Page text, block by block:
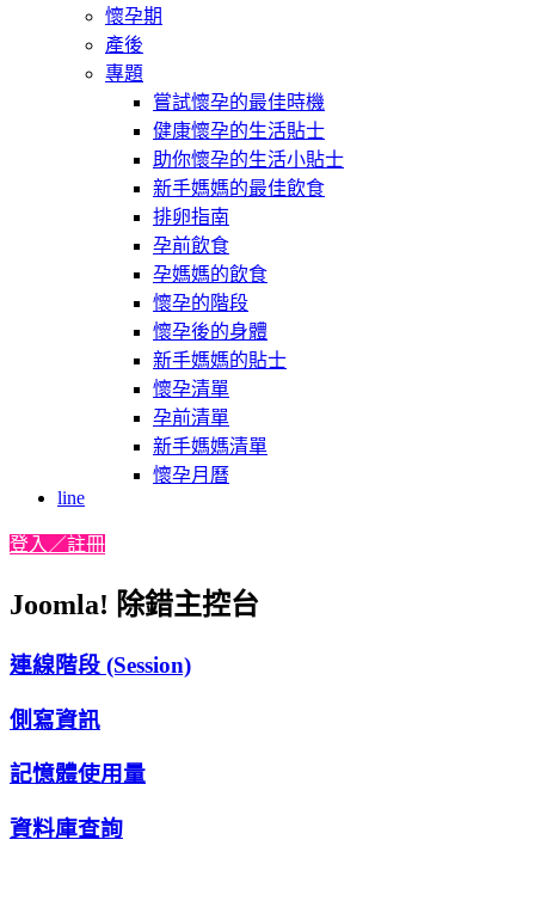
懷孕期
產後
專題
嘗試懷孕的最佳時機
健康懷孕的生活貼士
助你懷孕的生活小貼士
新手媽媽的最佳飲食
排卵指南
孕前飲食
孕媽媽的飲食
懷孕的階段
懷孕後的身體
新手媽媽的貼士
懷孕清單
孕前清單
新手媽媽清單
懷孕月曆
line
登入／註冊
Joomla! 除錯主控台
連線階段 (Session)
側寫資訊
記憶體使用量
資料庫查詢